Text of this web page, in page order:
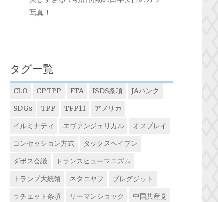
写真！
タグ一覧
CLO CPTPP FTA ISDS条項
JAバンク
SDGs
TPP TPP11
アメリカ
イルミナティ
エヴァンジェリカル
オスプレイ
コンセッション方式
タックスヘイブン
ダボス会議
トランスヒューマニズム
トランプ大統領
ネタニヤフ
ブレグジット
ラチェット条項
リーマンショック 中国共産党